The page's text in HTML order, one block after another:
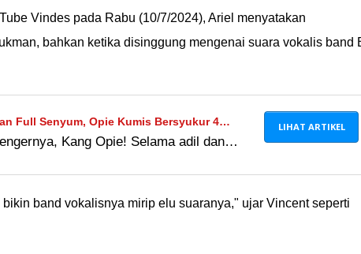
Vindes pada Rabu (10/7/2024), Ariel menyatakan
bahkan ketika disinggung mengenai suara vokalis band
Full Senyum, Opie Kumis Bersyukur 4
Sama LainKang Opie! Selama adil dan
LIHAT ARTIKEL
band vokalisnya mirip elu suaranya," ujar Vincent seperti